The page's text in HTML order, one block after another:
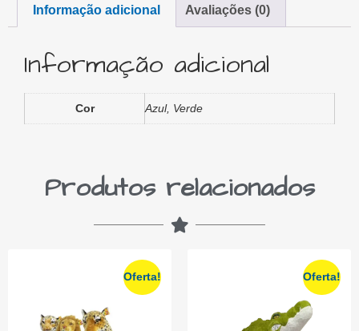
Informação adicional Avaliações (0)
Informação adicional
Cor Azul, Verde
Produtos relacionados
Oferta! Oferta!